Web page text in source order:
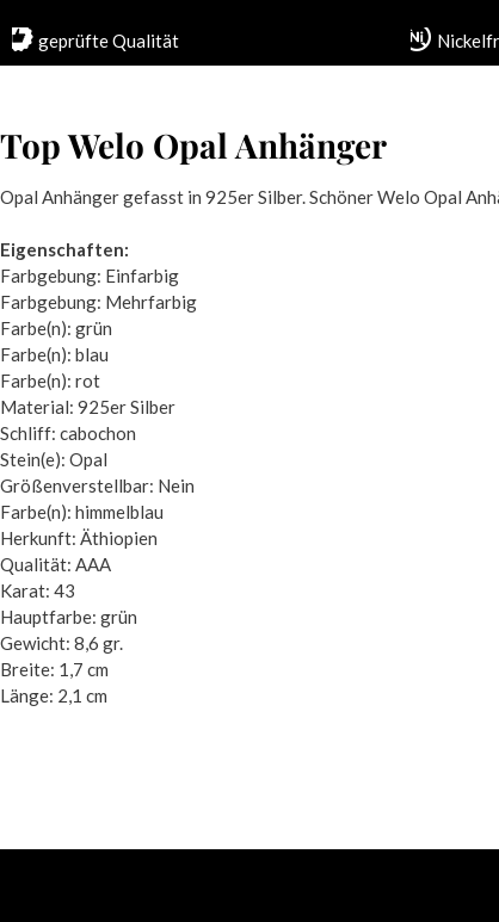
geprüfte Qualität
Top Welo Opal Anhänger
Opal Anhänger gefasst in 925er Silber. Schöner Welo Opal
Eigenschaften:
Farbgebung: Einfarbig
Farbgebung: Mehrfarbig
Farbe(n): grün
Farbe(n): blau
Farbe(n): rot
Material: 925er Silber
Schliff: cabochon
Stein(e): Opal
Größenverstellbar: Nein
Farbe(n): himmelblau
Herkunft: Äthiopien
Qualität: AAA
Karat: 43
Hauptfarbe: grün
Gewicht: 8,6 gr.
Breite: 1,7 cm
Länge: 2,1 cm